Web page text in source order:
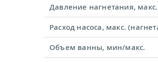
Давление нагнетания, макс.
Расход насоса, макс.
Объем ванны, мин/макс.